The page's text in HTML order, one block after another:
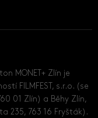
MONET+ Zlín je
FILMFEST, s.r.o. (se
01 Zlín) a Běhy Zlín,
235, 763 16 Fryšták).